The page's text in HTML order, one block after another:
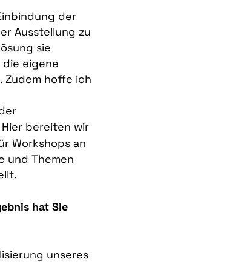
der
Ausstellung zu
sie
die eigene
Zudem hoffe ich
bereiten wir
Workshops an
und Themen
hat Sie
unseres